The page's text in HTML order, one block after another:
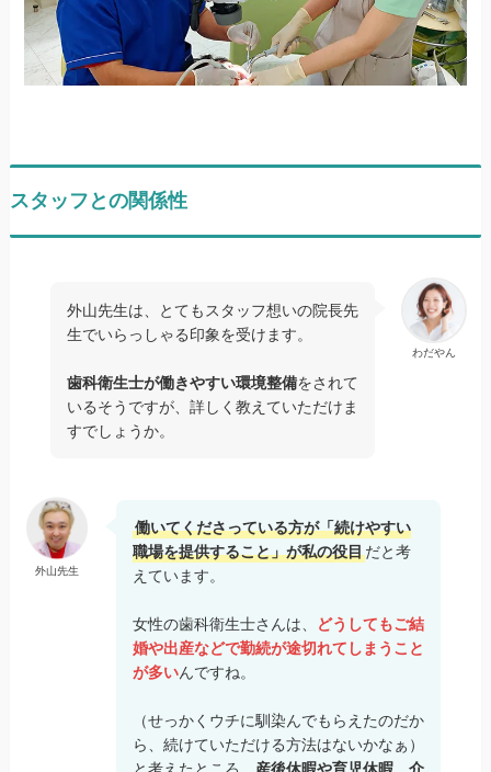
スタッフとの関係性
わだやん
外山先生は、とてもスタッフ想いの院長先
生でいらっしゃる印象を受けます。
歯科衛生士が働きやすい環境整備をされて
いるそうですが、詳しく教えていただけま
すでしょうか。
外山先生
働いてくださっている方が「続けやすい
職場を提供すること」が私の役目だと考
えています。
女性の歯科衛生士さんは、
どうしてもご結
婚や出産などで勤続が途切れてしまうこと
が多いんですね。
（せっかくウチに馴染んでもらえたのだか
ら、続けていただける方法はないかなぁ）